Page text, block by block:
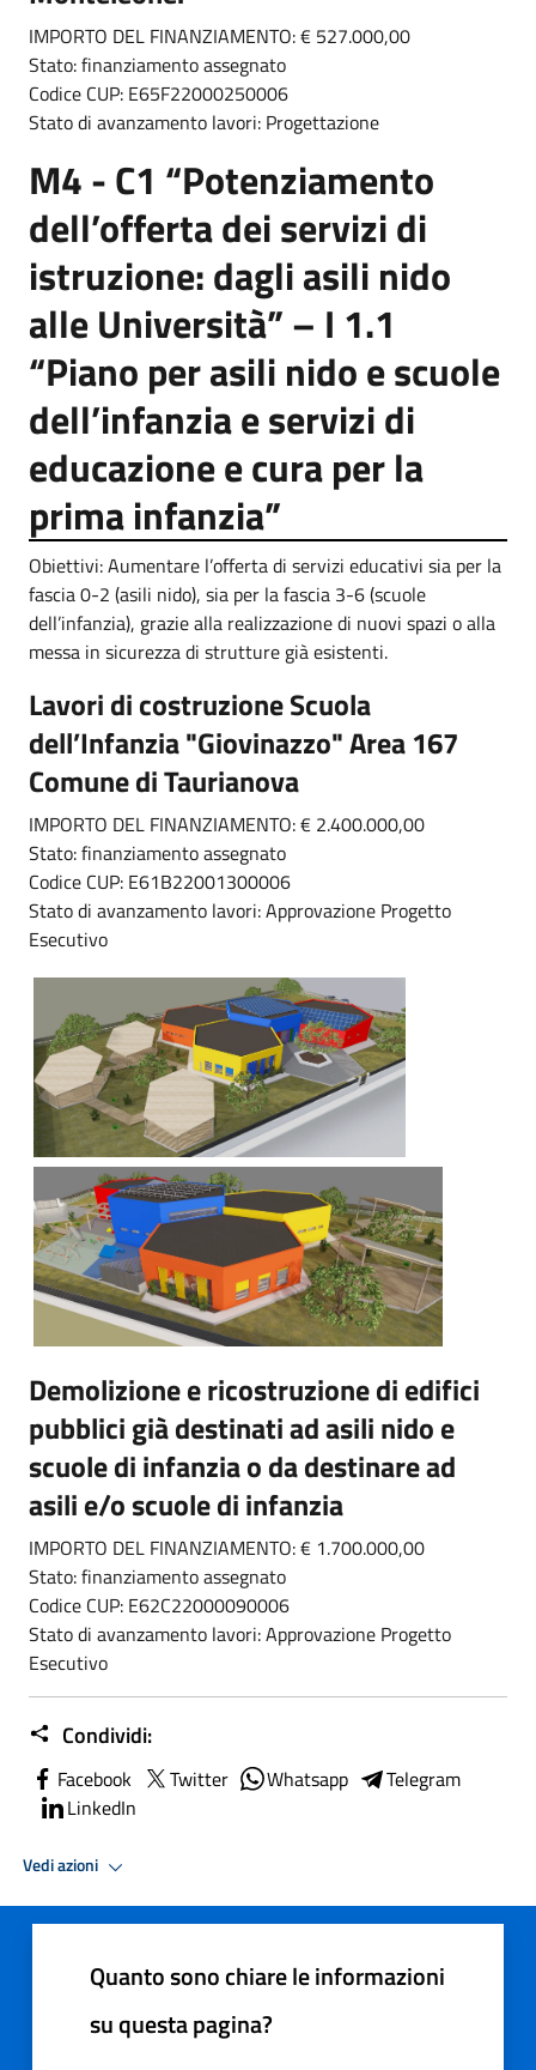
IMPORTO DEL FINANZIAMENTO: € 527.000,00
Stato: finanziamento assegnato
Codice CUP: E65F22000250006
Stato di avanzamento lavori: Progettazione
M4 - C1 “Potenziamento
dell’offerta dei servizi di
istruzione: dagli asili nido
alle Università” – I 1.1
“Piano per asili nido e scuole
dell’infanzia e servizi di
educazione e cura per la
prima infanzia”
Obiettivi: Aumentare l’offerta di servizi educativi sia per la
fascia 0-2 (asili nido), sia per la fascia 3-6 (scuole
dell’infanzia), grazie alla realizzazione di nuovi spazi o alla
messa in sicurezza di strutture già esistenti.
Lavori di costruzione Scuola
dell’Infanzia "Giovinazzo" Area 167
Comune di Taurianova
IMPORTO DEL FINANZIAMENTO: € 2.400.000,00
Stato: finanziamento assegnato
Codice CUP: E61B22001300006
Stato di avanzamento lavori: Approvazione Progetto
Esecutivo
Demolizione e ricostruzione di edifici
pubblici già destinati ad asili nido e
scuole di infanzia o da destinare ad
asili e/o scuole di infanzia
IMPORTO DEL FINANZIAMENTO: € 1.700.000,00
Stato: finanziamento assegnato
Codice CUP: E62C22000090006
Stato di avanzamento lavori: Approvazione Progetto
Esecutivo
Condividi:
Facebook Twitter Whatsapp
Telegram
LinkedIn
Vedi azioni
Quanto sono chiare le informazioni
su questa pagina?